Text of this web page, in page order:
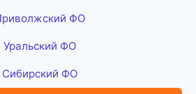
ФО
Уральский ФО
Сибирский ФО